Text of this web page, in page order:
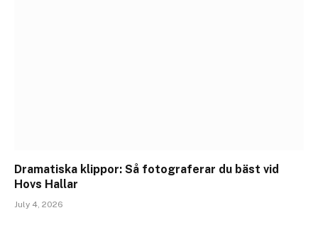
Dramatiska klippor: Så fotograferar du bäst vid
Hovs Hallar
July 4, 2026